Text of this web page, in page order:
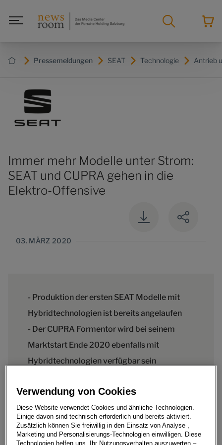
Pressemeldungen SEAT Technologie Antrieb
Immer mehr Modelle unter Strom:
SEAT und CUPRA gehen in die
Elektro-Offensive
03. MÄRZ 2020
- Produktion der ersten SEAT Modelle mit
Hybridtechnologien ist bereits angelaufen
- Der CUPRA Formentor wird bei seinem
Marktstart Ende 2020 ebenfalls mit
Hybridtechnologien verfügbar sein
SEAT setzt seinen im vergangenen Jahr angekündigten
Fahrplan für die Elektrifizierung der eigenen
Fahrzeugflotte in die Tat um. Nach der Präsentation der
Verwendung von Cookies
Diese Website verwendet Cookies und ähnliche Technologien.
Einige davon sind technisch erforderlich und bereits aktiviert.
Zusätzlich können Sie freiwillig in den Einsatz von Analyse ,
Marketing und Personalisierungs-Technologien einwilligen. Diese
Technologien helfen uns, Ihr Nutzungsverhalten auszuwerten –